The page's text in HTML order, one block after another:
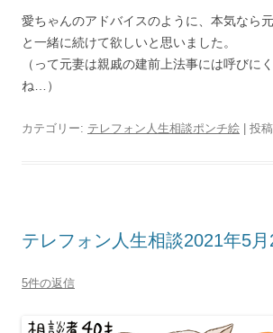
愛ちゃんのアドバイスのように、本気なら
と一緒に続けて欲しいと思いました。
（って元妻は親戚の建前上法事には呼びに
ね…）
カテゴリー: テレフォン人生相談ポンチ絵 | 投
テレフォン人生相談2021年5月
5件の返信